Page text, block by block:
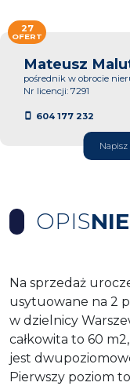
Mateusz
pośrednik w obrocie
Nr licencji: 7291
604 177 232
27
OFERT
OPIS
Na sprzedaż
usytuowane na 2
w dzielnicy
całkowita to 60
jest
Pierwszy poziom